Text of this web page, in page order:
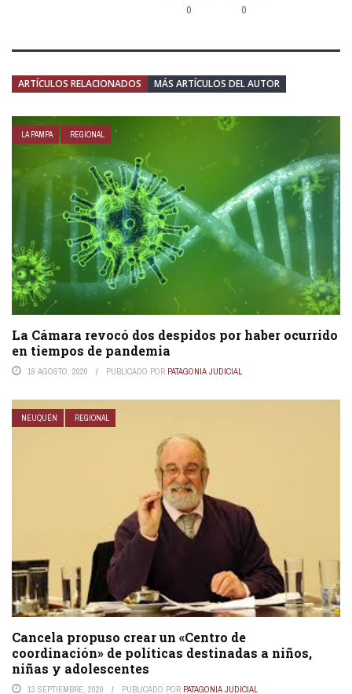
0 0
ARTÍCULOS RELACIONADOS MÁS ARTÍCULOS DEL AUTOR
LA PAMPA REGIONAL
La Cámara revocó dos despidos por haber ocurrido
en tiempos de pandemia
19 AGOSTO, 2020 PUBLICADO POR PATAGONIA JUDICIAL
NEUQUÉN REGIONAL
Cancela propuso crear un «Centro de
coordinación» de políticas destinadas a niños,
niñas y adolescentes
13 SEPTIEMBRE, 2020 PUBLICADO POR PATAGONIA JUDICIAL